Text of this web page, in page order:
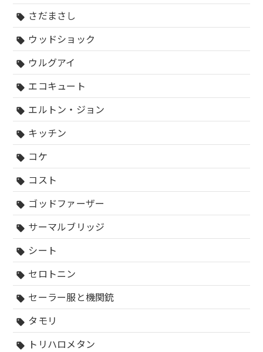
sell さだまさし
sell ウッドショック
sell ウルグアイ
sell エコキュート
sell エルトン・ジョン
sell キッチン
sell コケ
sell コスト
sell ゴッドファーザー
sell サーマルブリッジ
sell シート
sell セロトニン
sell セーラー服と機関銃
sell タモリ
sell トリハロメタン